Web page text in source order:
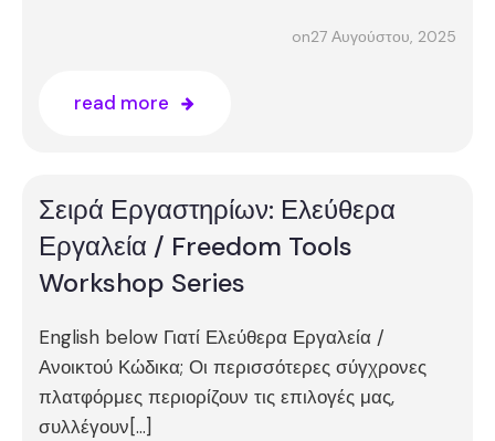
on27 Αυγούστου, 2025
read more
Σειρά Εργαστηρίων: Ελεύθερα
Εργαλεία / Freedom Tools
Workshop Series
English below Γιατί Ελεύθερα Εργαλεία /
Ανοικτού Κώδικα; Οι περισσότερες σύγχρονες
πλατφόρμες περιορίζουν τις επιλογές μας,
συλλέγουν[…]